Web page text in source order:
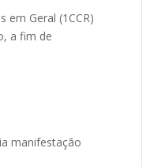
em Geral (1CCR)
a fim de
manifestação